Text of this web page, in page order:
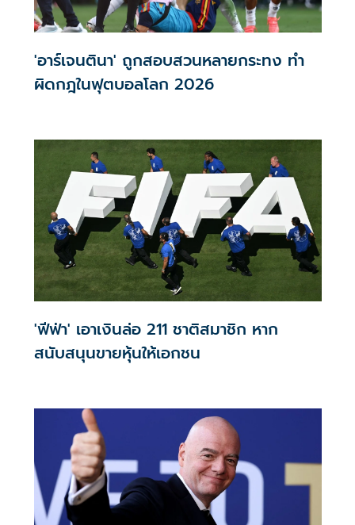
'อาร์เจนตินา' ถูกสอบสวนหลายกระทง ทำ
ผิดกฎในฟุตบอลโลก 2026
'ฟีฟ่า' เอาเงินล่อ 211 ชาติสมาชิก หาก
สนับสนุนขายหุ้นให้เอกชน